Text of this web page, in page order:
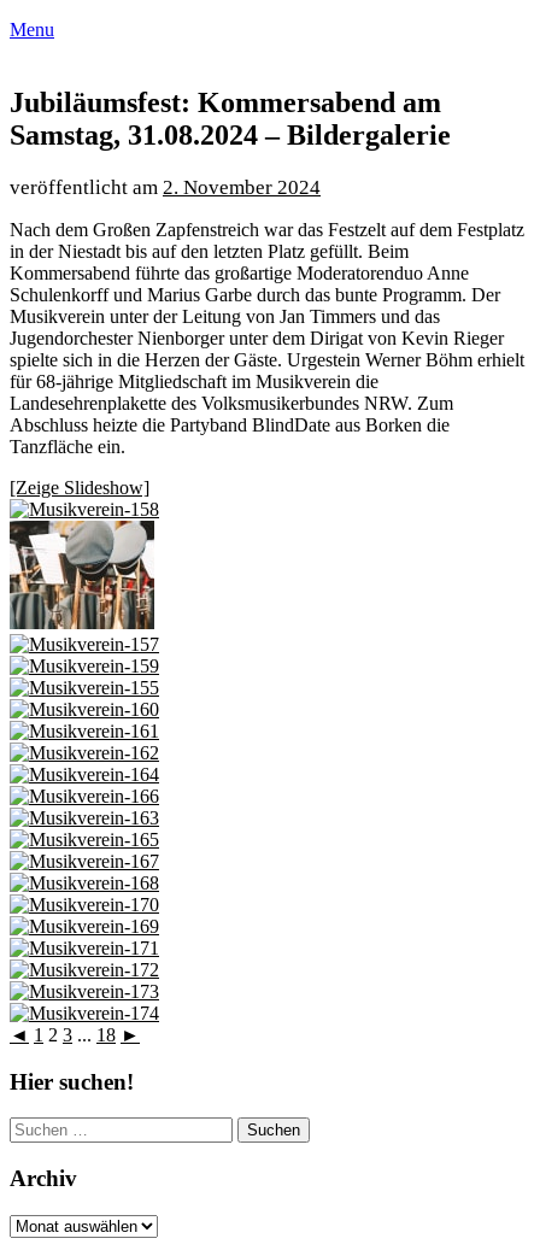
Menu
Jubiläumsfest: Kommersabend am
Samstag, 31.08.2024 – Bildergalerie
2. November 2024
Nach dem Großen Zapfenstreich war das Festzelt auf dem Festplatz
in der Niestadt bis auf den letzten Platz gefüllt. Beim
Kommersabend führte das großartige Moderatorenduo Anne
Schulenkorff und Marius Garbe durch das bunte Programm. Der
Musikverein unter der Leitung von Jan Timmers und das
Jugendorchester Nienborger unter dem Dirigat von Kevin Rieger
spielte sich in die Herzen der Gäste. Urgestein Werner Böhm erhielt
für 68-jährige Mitgliedschaft im Musikverein die
Landesehrenplakette des Volksmusikerbundes NRW. Zum
Abschluss heizte die Partyband BlindDate aus Borken die
Tanzfläche ein.
[Zeige Slideshow]
◄ 1 2 3 ... 18 ►
Hier suchen!
Suchen
nach:
Archiv
Archiv